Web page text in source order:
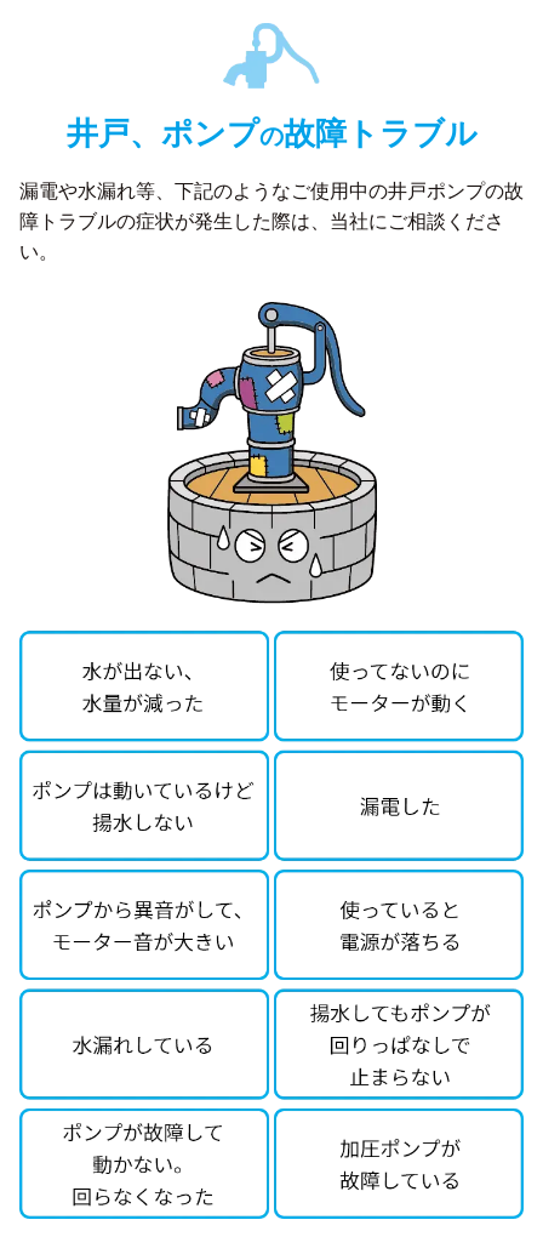
井戸、ポンプの故障トラブル
漏電や水漏れ等、下記のようなご使用中の井戸ポンプの故
障トラブルの症状が発生した際は、 当社にご相談くださ
い。